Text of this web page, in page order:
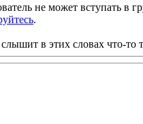
не может вступать в
.
в этих словах что-то